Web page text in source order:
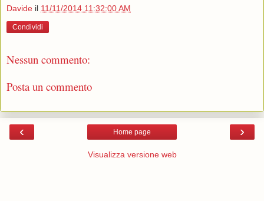
Davide il 11/11/2014 11:32:00 AM
Condividi
Nessun commento:
Posta un commento
‹ ›
Home page
Visualizza versione web